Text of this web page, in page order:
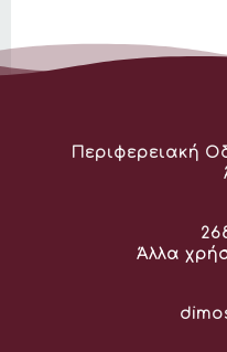
Διεύθυνση:
Περιφερειακή
Άλλα